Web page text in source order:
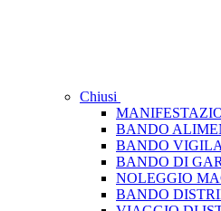
Chiusi
BANDO
BANDO
BANDO DI
NOLEGGIO
BANDO